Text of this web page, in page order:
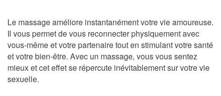
Le massage améliore instantanément votre vie amoureuse.
Il vous permet de vous reconnecter physiquement avec
vous-même et votre partenaire tout en stimulant votre santé
et votre bien-être. Avec un massage, vous vous sentez
mieux et cet effet se répercute inévitablement sur votre vie
sexuelle.